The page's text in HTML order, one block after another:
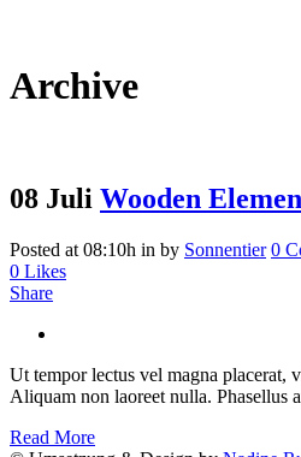
Archive
08 Juli Wooden
Posted at 08:10h in by Sonnentier 0
0 Likes
Share
Ut tempor lectus vel magna placerat,
Aliquam non laoreet nulla. Phasellus
Read More